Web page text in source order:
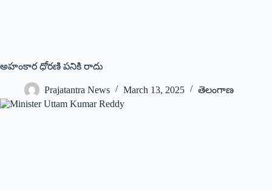
అహంకార ధోరణి పనికి రాదు
Prajatantra News March 13, 2025 తెలంగాణ